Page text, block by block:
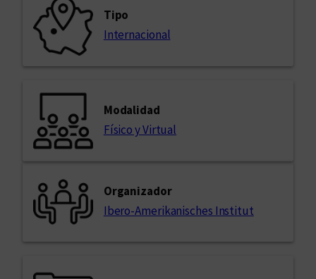
Tipo
Internacional
Modalidad
Físico y Virtual
Organizador
Ibero-Amerikanisches Institut